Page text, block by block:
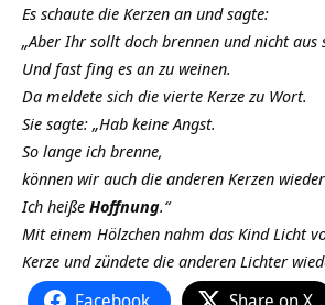
Es schaute die Kerzen an und sagte:
„Aber Ihr sollt doch brennen und nicht aus
Und fast fing es an zu weinen.
Da meldete sich die vierte Kerze zu Wort.
Sie sagte: „Hab keine Angst.
So lange ich brenne,
können wir auch die anderen Kerzen
Ich heiße Hoffnung.“
Mit einem Hölzchen nahm das Kind Licht
Kerze und zündete die anderen Lichter